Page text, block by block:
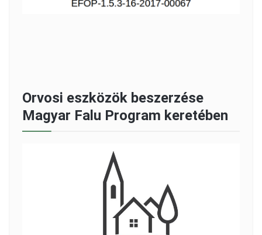
Orvosi eszközök beszerzése
Magyar Falu Program keretében